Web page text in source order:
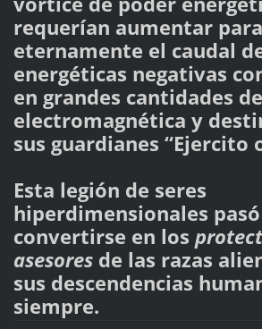
requerían aumentar
eternamente el caudal
energéticas negativas
en grandes cantidades
electromagnética y
sus guardianes “Ejercito
Esta legión de seres
hiperdimensionales
convertirse en los
asesoresde las razas
sus descendencias
siempre.